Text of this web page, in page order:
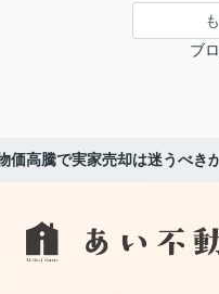
ブ
価高騰で実家売却は迷うべき